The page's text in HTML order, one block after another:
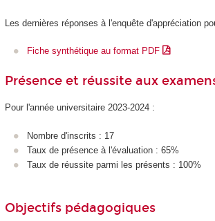
Les dernières réponses à l'enquête d'appréciation
Fiche synthétique au format PDF
Présence et réussite aux
Pour l'année universitaire 2023-2024 :
Nombre d'inscrits : 17
Taux de présence à l'évaluation : 65%
Taux de réussite parmi les présents : 100%
Objectifs pédagogiques